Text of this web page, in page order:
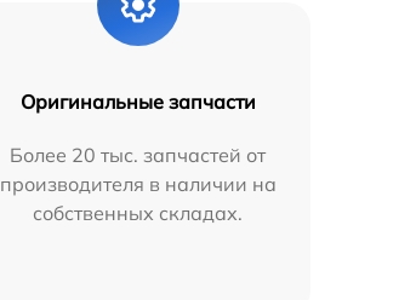
Оригинальные запчасти
Более 20 тыс. запчастей от
производителя в наличии на
собственных складах.